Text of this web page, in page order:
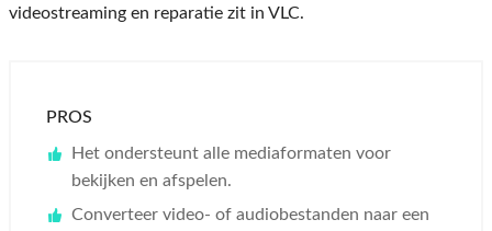
videostreaming en reparatie zit in VLC.
PROS
Het ondersteunt alle mediaformaten voor
bekijken en afspelen.
Converteer video- of audiobestanden naar een